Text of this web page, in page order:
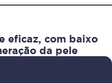
eficaz, com baixo
da pele